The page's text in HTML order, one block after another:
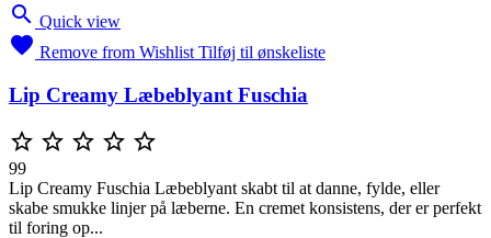
 Quick view
 Remove from Wishlist Tilføj til ønskeliste
Lip Creamy Læbeblyant Fuschia
    
99
Lip Creamy Fuschia Læbeblyant skabt til at danne, fylde, eller
skabe smukke linjer på læberne. En cremet konsistens, der er perfekt
til foring op...